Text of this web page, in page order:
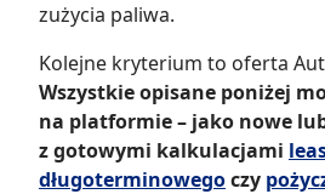
zużycia paliwa.
Kolejne kryterium to oferta
Wszystkie opisane poniżej
na platformie – jako nowe
z gotowymi kalkulacjami
długoterminowegoczy